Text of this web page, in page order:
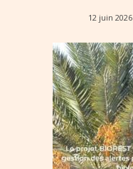
12 juin 2026